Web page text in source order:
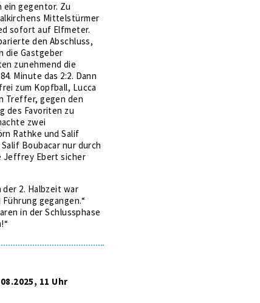
ein gegentor. Zu
Mittelstürmer
sofort auf Elfmeter.
den Abschluss,
die Gastgeber
zunehmend die
Minute das 2:2. Dann
zum Kopfball, Lucca
Treffer, gegen den
des Favoriten zu
zwei
Rathke und Salif
Boubacar nur durch
Jeffrey Ebert sicher
der 2. Halbzeit war
gegangen.“
in der Schlussphase
11 Uhr